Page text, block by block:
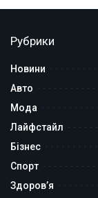
Рубрики
Новини
Авто
Мода
Лайфстайл
Бізнес
Спорт
Здоров’я